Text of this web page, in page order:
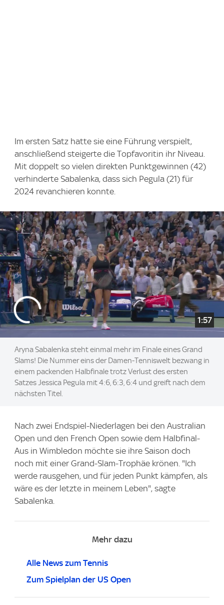
Im ersten Satz hatte sie eine Führung verspielt,
anschließend steigerte die Topfavoritin ihr Niveau.
Mit doppelt so vielen direkten Punktgewinnen (42)
verhinderte Sabalenka, dass sich Pegula (21) für
2024 revanchieren konnte.
1:57
Aryna Sabalenka steht einmal mehr im Finale eines Grand
Slams! Die Nummer eins der Damen-Tenniswelt bezwang in
einem packenden Halbfinale trotz Verlust des ersten
Satzes Jessica Pegula mit 4:6, 6:3, 6:4 und greift nach dem
nächsten Titel.
Nach zwei Endspiel-Niederlagen bei den Australian
Open und den French Open sowie dem Halbfinal-
Aus in Wimbledon möchte sie ihre Saison doch
noch mit einer Grand-Slam-Trophäe krönen. "Ich
werde rausgehen, und für jeden Punkt kämpfen, als
wäre es der letzte in meinem Leben", sagte
Sabalenka.
Mehr dazu
Alle News zum Tennis
Zum Spielplan der US Open